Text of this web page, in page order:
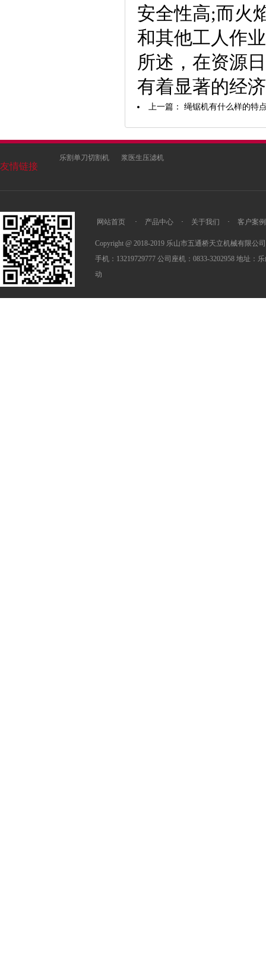
安全性高;而火
和其他工人作
所述，在资源
有着显著的经
上一篇： 绳锯机有什么样的特
友情链接
乐割单刀切割机 浆医生压滤机
网站首页 · 产品中心 · 关于我们 · 客户案例
Copyright @ 2018-2019 乐山市五通桥天立机械有限公
手机：13219729777 公司座机：0833-3202958 地址：
动